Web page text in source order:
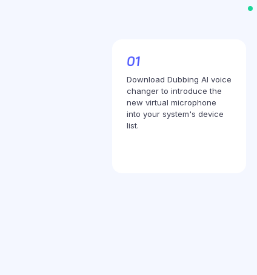
Download Dubbing AI voice
changer to introduce the
new virtual microphone
into your system's device
list.